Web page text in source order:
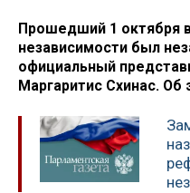
Прошедший 1 октября
независимости был
официальный
Маргаритис Схинас.